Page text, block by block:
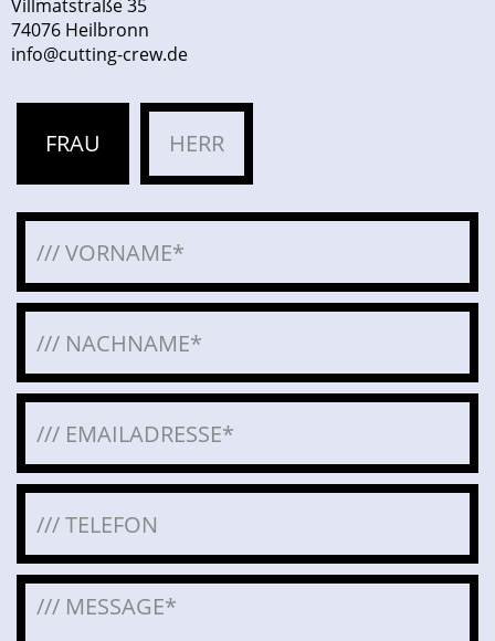
Villmatstraße 35
74076 Heilbronn
info@cutting-crew.de
FRAU HERR
Bitte lasse dieses Feld leer.